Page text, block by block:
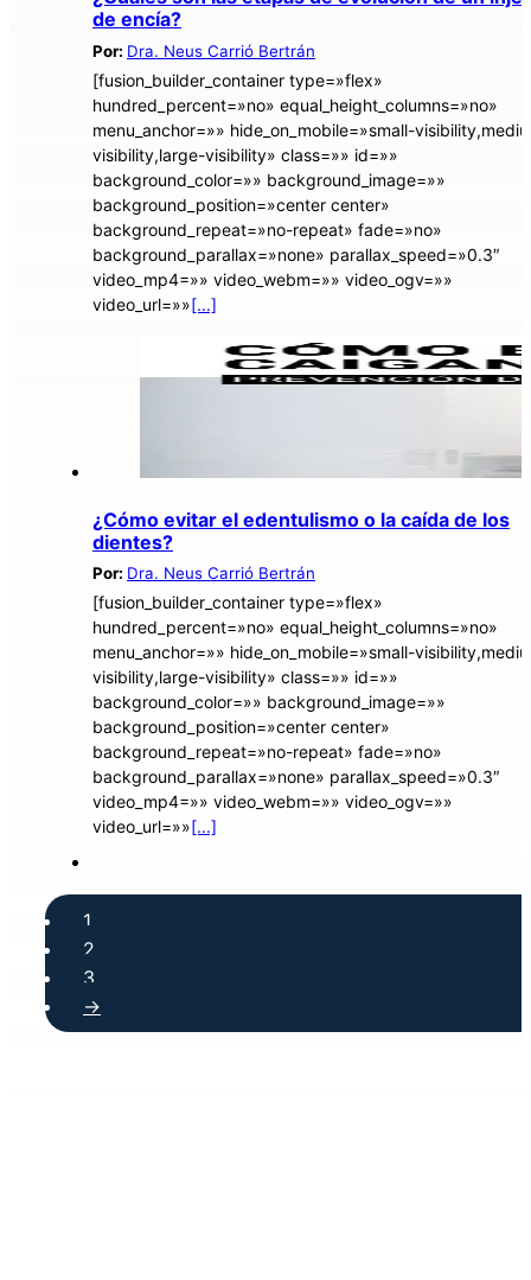
de encía?
Por: Dra. Neus Carrió Bertrán
[fusion_builder_container type=»flex»
hundred_percent=»no» equal_height_columns=»no»
menu_anchor=»» hide_on_mobile=»small-
visibility,large-visibility» class=»» id=»»
background_color=»» background_image=»»
background_position=»center center»
background_repeat=»no-repeat» fade=»no»
background_parallax=»none» parallax_speed=»0.3″
video_mp4=»» video_webm=»» video_ogv=»»
video_url=»»[...]
¿Cómo evitar el edentulismo o la caída de los
dientes?
Por: Dra. Neus Carrió Bertrán
[fusion_builder_container type=»flex»
hundred_percent=»no» equal_height_columns=»no»
menu_anchor=»» hide_on_mobile=»small-
visibility,large-visibility» class=»» id=»»
background_color=»» background_image=»»
background_position=»center center»
background_repeat=»no-repeat» fade=»no»
background_parallax=»none» parallax_speed=»0.3″
video_mp4=»» video_webm=»» video_ogv=»»
video_url=»»[...]
1
2
3
→